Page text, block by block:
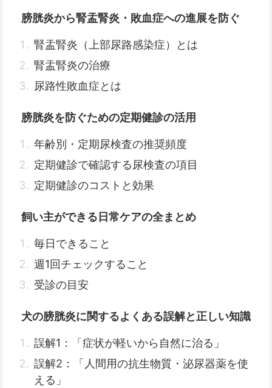
膀胱炎から腎盂腎炎・敗血症への進展を防ぐ
腎盂腎炎（上部尿路感染症）とは
腎盂腎炎の治療
尿路性敗血症とは
膀胱炎を防ぐための定期健診の活用
年齢別・定期尿検査の推奨頻度
定期健診で確認する尿検査の項目
定期健診のコストと効果
飼い主ができる日常ケアの全まとめ
毎日できること
週1回チェックすること
受診の目安
犬の膀胱炎に関するよくある誤解と正しい知識
誤解1：「症状が軽いから自然に治る」
誤解2：「人間用の抗生物質・泌尿器薬を使
える」